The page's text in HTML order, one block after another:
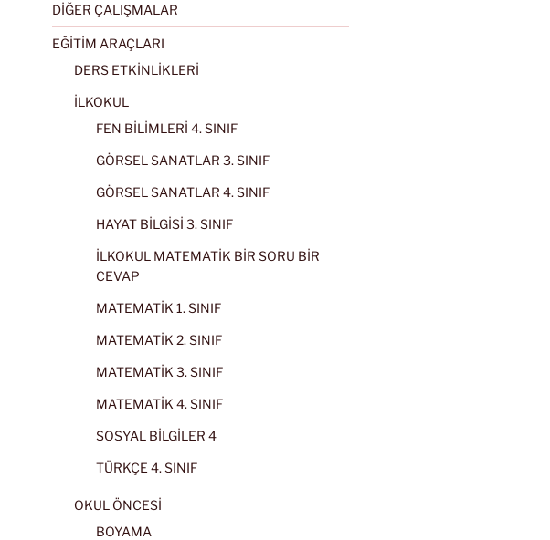
DİĞER ÇALIŞMALAR
EĞİTİM ARAÇLARI
DERS ETKİNLİKLERİ
İLKOKUL
FEN BİLİMLERİ 4. SINIF
GÖRSEL SANATLAR 3. SINIF
GÖRSEL SANATLAR 4. SINIF
HAYAT BİLGİSİ 3. SINIF
İLKOKUL MATEMATİK BİR SORU BİR
CEVAP
MATEMATİK 1. SINIF
MATEMATİK 2. SINIF
MATEMATİK 3. SINIF
MATEMATİK 4. SINIF
SOSYAL BİLGİLER 4
TÜRKÇE 4. SINIF
OKUL ÖNCESİ
BOYAMA